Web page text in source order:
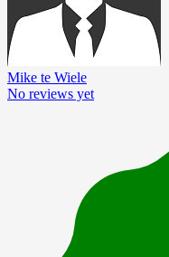
Mike te Wiele
No reviews yet